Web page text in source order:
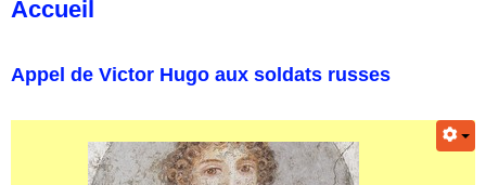
Accueil
Appel de Victor Hugo aux soldats russes